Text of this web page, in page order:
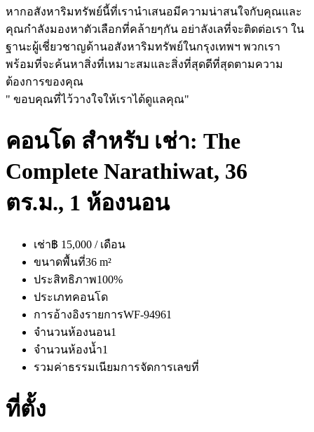
หากอสังหาริมทรัพย์นี้ที่เรานำเสนอมีความน่าสนใจกับคุณและ
คุณกำลังมองหาตัวเลือกที่คล้ายๆกัน อย่าลังเลที่จะติดต่อเรา ใน
ฐานะผู้เชี่ยวชาญด้านอสังหาริมทรัพย์ในกรุงเทพฯ พวกเรา
พร้อมที่จะค้นหาสิ่งที่เหมาะสมและสิ่งที่สุดดีที่สุดตามความ
ต้องการของคุณ
" ขอบคุณที่ไว้วางใจให้เราได้ดูแลคุณ"
คอนโด สำหรับ เช่า: The
Complete Narathiwat, 36
ตร.ม., 1 ห้องนอน
เช่า฿ 15,000 / เดือน
ขนาดพื้นที่36 m²
ประสิทธิภาพ100%
ประเภทคอนโด
การอ้างอิงรายการWF-94961
จำนวนห้องนอน1
จำนวนห้องน้ำ1
รวมค่าธรรมเนียมการจัดการเลขที่
ที่ตั้ง